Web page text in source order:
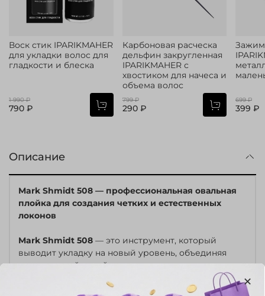
Воск стик IPARIKMAHER
для укладки волос для
гладкости и блеска
1 990 ₽
790 ₽
Карбоновая расческа
дельфин закругленная
IPARIKMAHER с
хвостиком для начеса и
объема волос
799 ₽
290 ₽
699 ₽
399 ₽
Описание
Mark Shmidt 508 — профессиональная овальная
плойка для создания четких и естественных
локонов
Mark Shmidt 508 — это инструмент, который
выводит укладку на новый уровень, объединяя
премиальный дизайн, эргономику и продуманную
форму нагревательного полотна. Овальная плойка
и удлинённая рабочая